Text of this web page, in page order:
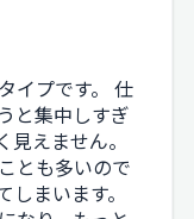
イプです。 仕
と集中しすぎ
えません。
とも多いので
まいます。